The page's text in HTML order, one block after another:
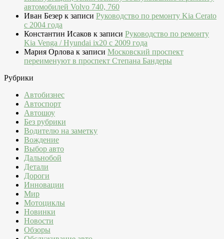
автомобилей Volvo 740, 760
Иван Безер к записи Руководство по ремонту Kia Cerato
c 2004 года
Константин Исаков к записи Руководство по ремонту
Kia Venga / Hyundai ix20 c 2009 года
Мария Орлова к записи Московский проспект
переименуют в проспект Степана Бандеры
Рубрики
Автобизнес
Автоспорт
Автошоу
Без рубрики
Водителю на заметку
Вождение
Выбор авто
Дальнобой
Детали
Дороги
Инновации
Мир
Мотоциклы
Новинки
Новости
Обзоры